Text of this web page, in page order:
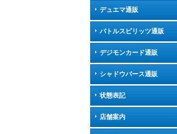
デュエマ通販
バトルスピリッツ通販
デジモンカード通販
シャドウバース通販
状態表記
店舗案内